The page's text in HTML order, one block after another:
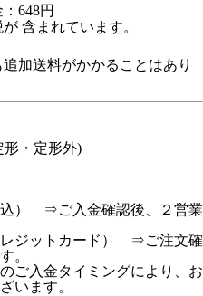
648円
含まれています。
加送料がかかることはあり
形・定形外)
込） ⇒ご入金確認後、２営業
レジットカード） ⇒ご注文確
。
ご入金タイミングにより、お
います。